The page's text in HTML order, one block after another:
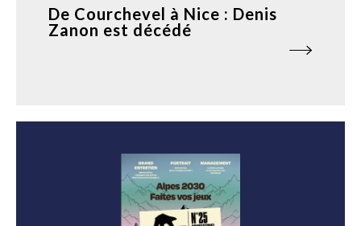
De Courchevel à Nice : Denis
Zanon est décédé